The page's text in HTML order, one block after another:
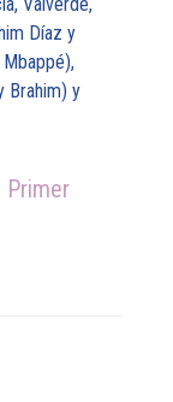
Valverde,
Díaz y
Brahim) y
Primer